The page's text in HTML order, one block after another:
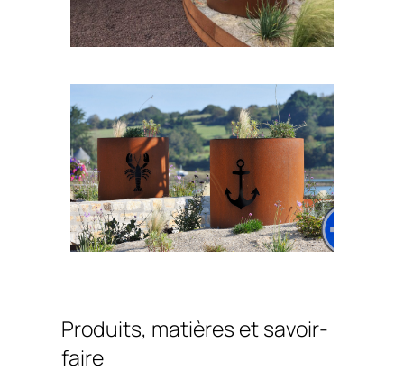
Produits, matières et savoir-
faire